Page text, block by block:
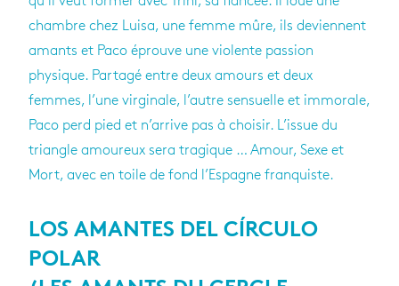
chambre chez Luisa, une femme mûre, ils deviennent
amants et Paco éprouve une violente passion
physique. Partagé entre deux amours et deux
femmes, l’une virginale, l’autre sensuelle et immorale,
Paco perd pied et n’arrive pas à choisir. L’issue du
triangle amoureux sera tragique … Amour, Sexe et
Mort, avec en toile de fond l’Espagne franquiste.
LOS AMANTES DEL CÍRCULO
POLAR